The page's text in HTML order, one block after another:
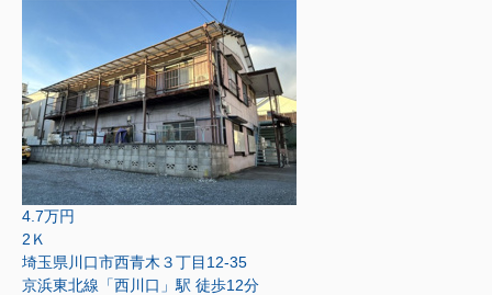
4.7万円
2Ｋ
埼玉県川口市西青木３丁目12-35
京浜東北線「西川口」駅 徒歩12分